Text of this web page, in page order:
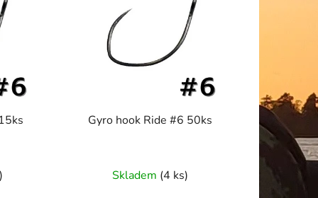
Gyro hook Ride #6 50ks
Skladem (4 ks)